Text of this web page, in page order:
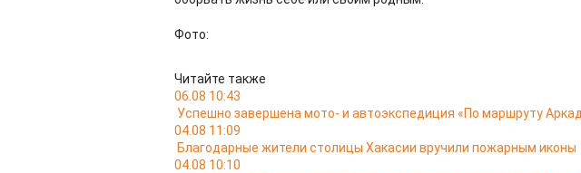
Фото:
Читайте также
06.08 10:43
Успешно завершена мото- и автоэкспедиция «По маршруту
04.08 11:09
Благодарные жители столицы Хакасии вручили пожарным иконы
04.08 10:10